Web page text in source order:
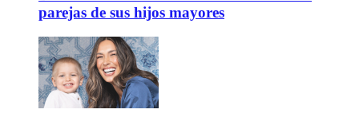
parejas de sus hijos mayores